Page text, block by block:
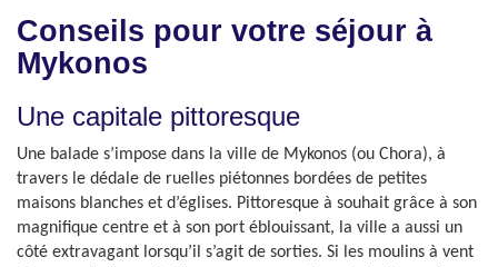
Conseils pour votre séjour à
Mykonos
Une capitale pittoresque
Une balade s’impose dans la ville de Mykonos (ou Chora), à
travers le dédale de ruelles piétonnes bordées de petites
maisons blanches et d’églises. Pittoresque à souhait grâce à son
magnifique centre et à son port éblouissant, la ville a aussi un
côté extravagant lorsqu’il s’agit de sorties. Si les moulins à vent